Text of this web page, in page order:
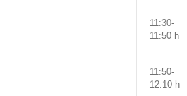
11:30-
11:50 h
11:50-
12:10 h